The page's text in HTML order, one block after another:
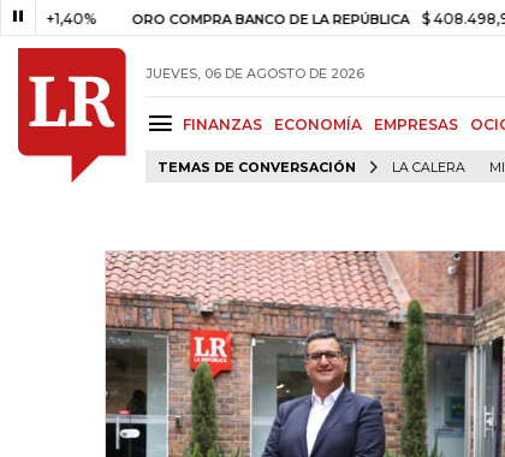
ORO COMPRA BANCO DE LA REPÚBLICA $ 408.498,97 +$
JUEVES, 06 DE AGOSTO DE 2026
FINANZAS ECONOMÍA EMPRESAS
TEMAS DE CONVERSACIÓN LA CALERA